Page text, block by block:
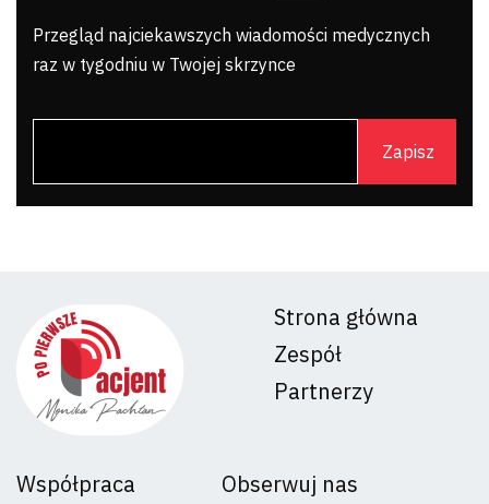
Przegląd najciekawszych wiadomości medycznych
raz w tygodniu w Twojej skrzynce
Strona główna
Zespół
Partnerzy
Współpraca
Obserwuj nas